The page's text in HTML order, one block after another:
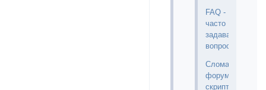
FAQ -
часто
задаваемые
вопросы
Сломал
форум
скриптом